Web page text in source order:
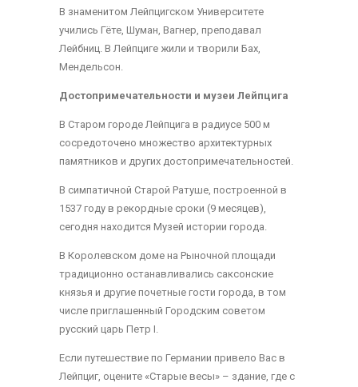
В знаменитом Лейпцигском Университете
учились Гёте, Шуман, Вагнер, преподавал
Лейбниц. В Лейпциге жили и творили Бах,
Мендельсон.
Достопримечательности и музеи Лейпцига
В Старом городе Лейпцига в радиусе 500 м
сосредоточено множество архитектурных
памятников и других достопримечательностей.
В симпатичной Старой Ратуше, построенной в
1537 году в рекордные сроки (9 месяцев),
сегодня находится Музей истории города.
В Королевском доме на Рыночной площади
традиционно останавливались саксонские
князья и другие почетные гости города, в том
числе приглашенный Городским советом
русский царь Петр I.
Если путешествие по Германии привело Вас в
Лейпциг, оцените «Старые весы» – здание, где с